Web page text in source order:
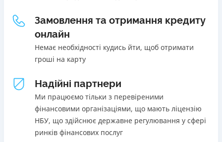
Погашення
В касах і терміналах відділень
Онлайн (через сайт або інтернет-банкінг)
Через термінали самообслуговування
Через термінали Приватбанку
Ліцензія НБУ
Ліцензія переоформлена 27.03.2024 р.
Вся інформація про кредит
ОТРИМАТИ ПОЗИКУ
Щомісячна комісія
від 0%
Переваги
Акція: ставка 0,01% на перший платіж за умови
Швидкий онлайн кредит на банківську картку без
застави та поручителів;
Процес повністю автоматизований і займає до 5
хвилин;
Видача коштів відбувається цілодобово по всій
Замовлення та отримання кредиту
онлайн
Немає необхідності кудись йти, щоб отримати
гроші на карту
Надійні партнери
Ми працюємо тільки з перевіреними
фінансовими організаціями, що мають ліцензію
НБУ, що здійснює державне регулювання у сфері
ринків фінансових послуг